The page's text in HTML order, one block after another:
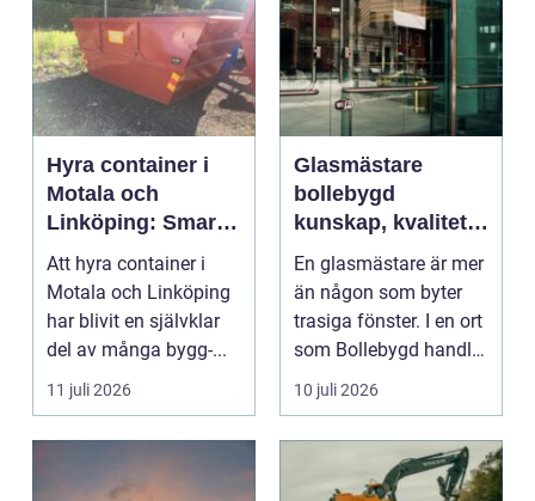
Hyra container i
Motala och
Linköping: Smart
avfallshantering
för projekt i alla
storlekar
Att hyra container i
Motala och Linköping
har blivit en självklar
del av många bygg-...
11 juli 2026
Glasmästare
bollebygd
kunskap, kvalitet
och smarta
glaslösningar
En glasmästare är mer
än någon som byter
trasiga fönster. I en ort
som Bollebygd handlar
yrket lika ...
10 juli 2026